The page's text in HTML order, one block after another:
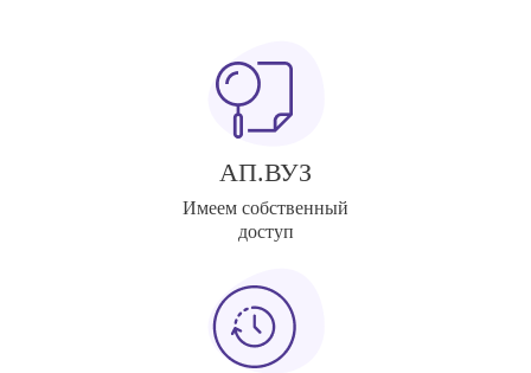
АП.ВУЗ
Имеем собственный
доступ